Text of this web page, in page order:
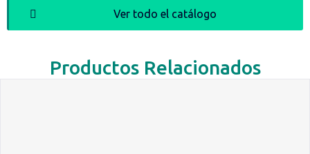
Productos Relacionados
Ver todo el catálogo